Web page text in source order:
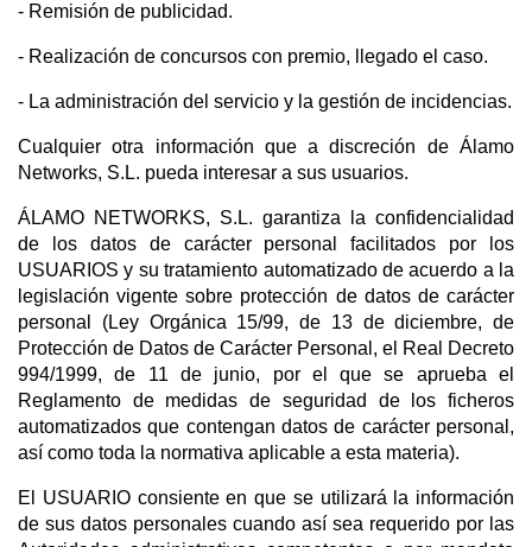
- Remisión de publicidad.
- Realización de concursos con premio, llegado el caso.
- La administración del servicio y la gestión de incidencias.
Cualquier otra información que a discreción de Álamo
Networks, S.L. pueda interesar a sus usuarios.
ÁLAMO NETWORKS, S.L. garantiza la confidencialidad
de los datos de carácter personal facilitados por los
USUARIOS y su tratamiento automatizado de acuerdo a la
legislación vigente sobre protección de datos de carácter
personal (Ley Orgánica 15/99, de 13 de diciembre, de
Protección de Datos de Carácter Personal, el Real Decreto
994/1999, de 11 de junio, por el que se aprueba el
Reglamento de medidas de seguridad de los ficheros
automatizados que contengan datos de carácter personal,
así como toda la normativa aplicable a esta materia).
El USUARIO consiente en que se utilizará la información
de sus datos personales cuando así sea requerido por las